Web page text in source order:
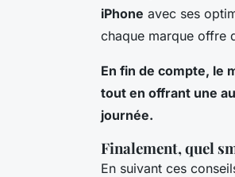
iPhone avec ses
chaque marque offre
En fin de compte, le
tout en offrant une
journée.
Finalement, quel
En suivant ces